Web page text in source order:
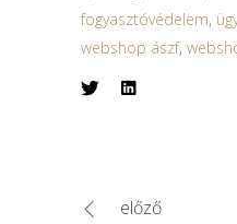
fogyasztóvédelem,
webshop ászf,
előző